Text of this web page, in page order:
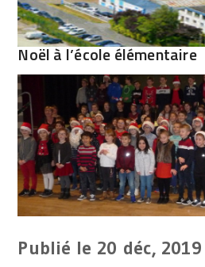
Noël à l’école élémentaire
Publié le 20 déc, 2019